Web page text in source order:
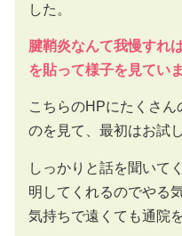
した。
腱鞘炎なんて我慢すれ
を貼って様子を見てい
こちらのHPにたくさ
のを見て、最初はお試
しっかりと話を聞いて
明してくれるのでやる
気持ちで遠くても通院